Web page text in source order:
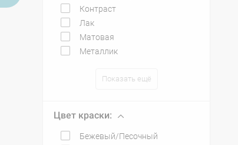
Контраст
Лак
Матовая
Металлик
Показать ещё
Цвет краски:
Бежевый/Песочный